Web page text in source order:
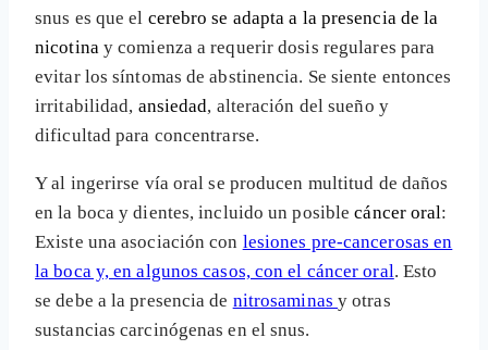
snus es que el cerebro se adapta a la presencia de la
nicotinay comienza a requerir dosis regulares para
evitar los síntomas de abstinencia. Se siente entonces
irritabilidad, ansiedad, alteración del sueño y
dificultad para concentrarse.
Y al ingerirse vía oral se producen multitud de daños
en la boca y dientes, incluido un posiblecáncer oral:
Existe una asociación con lesiones pre-cancerosas en
la boca y, en algunos casos, con el cáncer oral. Esto
se debe a la presencia de nitrosaminas y otras
sustancias carcinógenas en el snus.